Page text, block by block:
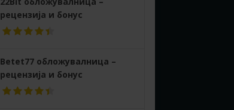
рецензија и бонус
Betet77 обложувалница –
рецензија и бонус